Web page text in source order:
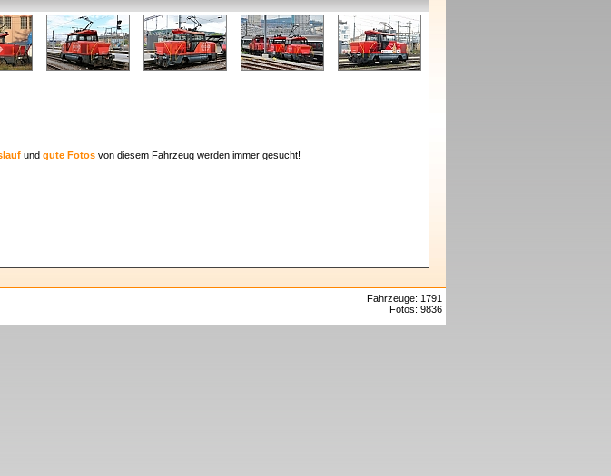
und gute Fotosvon diesem Fahrzeug werden immer gesucht!
Fahrzeuge: 1791
Fotos: 9836